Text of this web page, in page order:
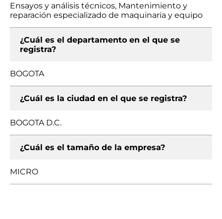
Ensayos y análisis técnicos, Mantenimiento y
reparación especializado de maquinaria y equipo
¿Cuál es el departamento en el que se
registra?
BOGOTA
¿Cuál es la ciudad en el que se registra?
BOGOTA D.C.
¿Cuál es el tamaño de la empresa?
MICRO